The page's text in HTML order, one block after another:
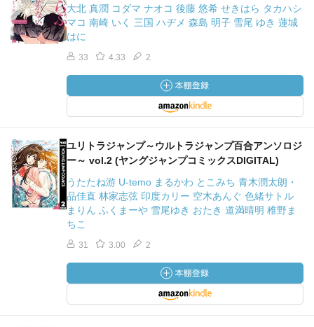
大北 真潤 コダマ ナオコ 後藤 悠希 せきはら タカハシ
マコ 南崎 いく 三国 ハヂメ 森島 明子 雪尾 ゆき 蓮城
はに
33 4.33 2
ユリトラジャンプ～ウルトラジャンプ百合アンソロジ
ー～ vol.2 (ヤングジャンプコミックスDIGITAL)
うたたね游 U-temo まるかわ とこみち 青木潤太朗・
品佳直 林家志弦 印度カリー 空木あんぐ 色緒サトル
まりん ふくまーや 雪尾ゆき おたき 道満晴明 稚野ま
ちこ
31 3.00 2